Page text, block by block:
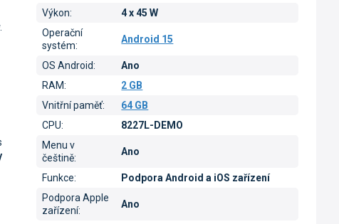
Výkon:
4 x 45 W
Operační
systém:
Android 15
OS Android:
Ano
RAM:
2 GB
Vnitřní paměť:
64 GB
CPU:
8227L-DEMO
Menu v
češtině:
Ano
Funkce:
Podpora Android a iOS zařízení
Podpora Apple
zařízení:
Ano